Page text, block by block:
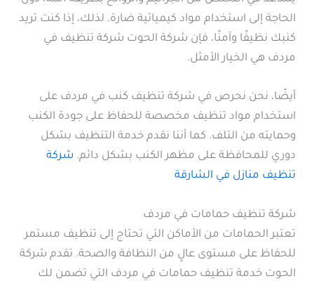
الحاجة إلى استخدام مواد كيميائية ضارة. لذلك، إذا كنت تريد
كنبك نظيفًا وآمنًا، فإن شركة الحوت شركة تنظيف في
مردف هي الخيار الأمثل.
أيضًا، نحن نحرص في شركة تنظيف كنب في مردف على
استخدام مواد تنظيف مخصصة للحفاظ على جودة الكنب
وحمايته من التلف. كما أننا نقدم خدمة التنظيف بشكل
دوري للمحافظة على مظهر الكنب بشكل دائم. شركة
تنظيف منازل في الشارقة
شركة تنظيف حمامات في مردف
تعتبر الحمامات من الأماكن التي تحتاج إلى تنظيف مستمر
للحفاظ على مستوى عالٍ من النظافة والصحة. تقدم شركة
الحوت خدمة تنظيف حمامات في مردف التي تضمن لك